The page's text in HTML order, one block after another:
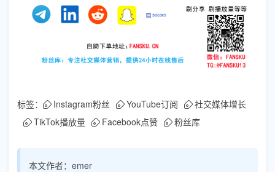
标签： Instagram粉丝 YouTube订阅
社交媒体增长
TikTok播放量
Facebook点赞 粉丝库
本文作者： emer